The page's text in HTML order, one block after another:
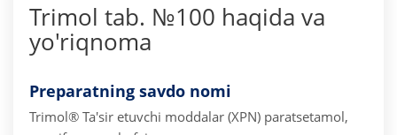
Trimol tab. №100 haqida va
yo'riqnoma
Preparatning savdo nomi
Trimol® Ta'sir etuvchi moddalar (XPN) paratsetamol,